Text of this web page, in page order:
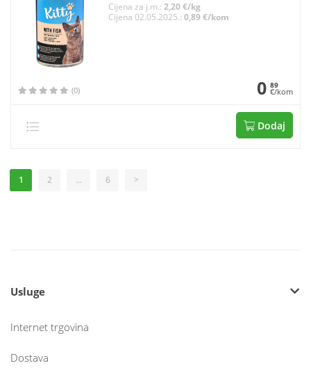
Cijena za j.m.: 2,20 €/kg
Cijena 02.05.2025.: 0,89 €/kom
(0) 0 89
€/kom
Dodaj
1 2 ... 6 >
Usluge
Internet trgovina
Dostava